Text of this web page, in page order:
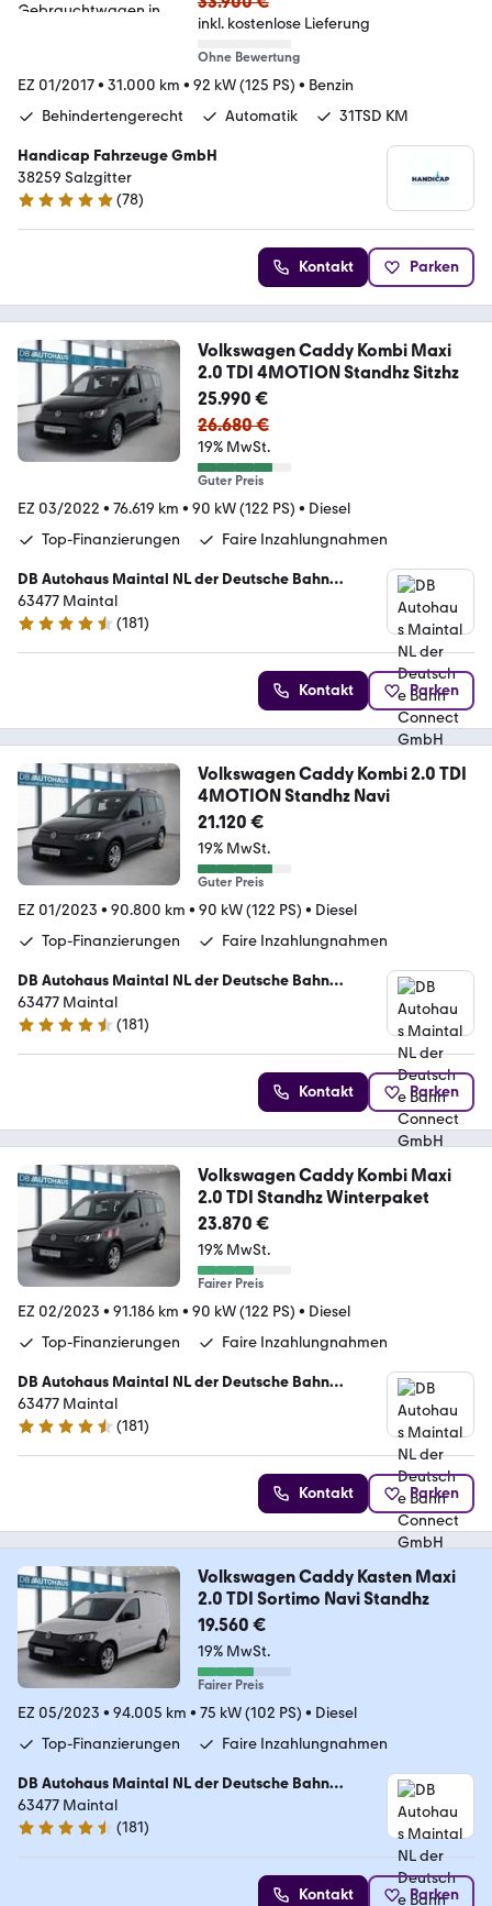
inkl. kostenlose Lieferung
Ohne Bewertung
EZ 01/2017• 31.000 km • 92 kW (125 PS) • Benzin
Behindertengerecht
Automatik 31TSD KM
Handicap Fahrzeuge GmbH
38259 Salzgitter
5 Sterne
(78)
Kontakt Parken
Volkswagen Caddy Kombi Maxi
2.0 TDI 4MOTION Standhz Sitzhz
25.990 €
26.680 €
19% MwSt.
Guter Preis
EZ 03/2022 • 76.619 km • 90 kW (122 PS) • Diesel
Top-Finanzierungen
Faire Inzahlungnahmen
DB Autohaus Maintal NL der Deutsche Bahn
Connect GmbH
63477 Maintal
4.4 Sterne
(181)
Kontakt Parken
Volkswagen Caddy Kombi 2.0 TDI
4MOTION Standhz Navi
21.120 €
19% MwSt.
Guter Preis
EZ 01/2023 • 90.800 km • 90 kW (122 PS) • Diesel
Top-Finanzierungen
Faire Inzahlungnahmen
DB Autohaus Maintal NL der Deutsche Bahn
Connect GmbH
63477 Maintal
4.4 Sterne
(181)
Kontakt Parken
Volkswagen Caddy Kombi Maxi
2.0 TDI Standhz Winterpaket
23.870 €
19% MwSt.
Fairer Preis
EZ 02/2023 • 91.186 km • 90 kW (122 PS) • Diesel
Top-Finanzierungen
Faire Inzahlungnahmen
DB Autohaus Maintal NL der Deutsche Bahn
Connect GmbH
63477 Maintal
4.4 Sterne
(181)
Kontakt Parken
Volkswagen Caddy Kasten Maxi
2.0 TDI Sortimo Navi Standhz
19.560 €
19% MwSt.
Fairer Preis
EZ 05/2023 • 94.005 km • 75 kW (102 PS) • Diesel
Top-Finanzierungen
Faire Inzahlungnahmen
DB Autohaus Maintal NL der Deutsche Bahn
Connect GmbH
63477 Maintal
4.4 Sterne
(181)
Kontakt Parken